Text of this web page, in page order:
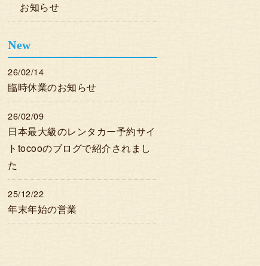
お知らせ
New
26/02/14
臨時休業のお知らせ
26/02/09
日本最大級のレンタカー予約サイ
トtocooのブログで紹介されまし
た
25/12/22
年末年始の営業